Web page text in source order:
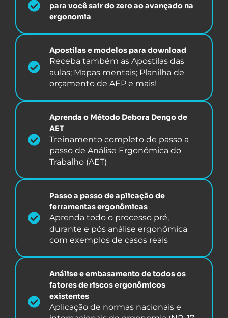
para você sair do zero ao avançado na
ergonomia
Apostilas e modelos para download
Receba também as Apostilas das
aulas; Mapas mentais; Planilha de
orçamento de AEP e mais!
Aprenda o Método Debora Dengo de
AET
Treinamento completo de passo a
passo de Análise Ergonômica do
Trabalho (AET)
Passo a passo de aplicação de
ferramentas ergonômicas
Aprenda todo o processo pré,
durante e pós análise ergonômica
com exemplos de casos reais
Análise e embasamento de todos os
fatores de riscos ergonômicos
existentes
Aplicação de normas nacionais e